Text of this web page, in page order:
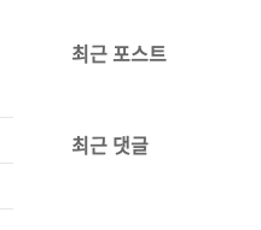
최근 포스트
최근 댓글